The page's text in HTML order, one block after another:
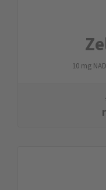
10 mg